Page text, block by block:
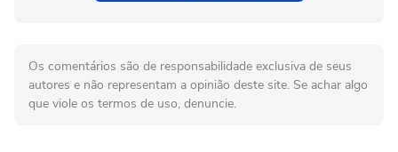
Os comentários são de responsabilidade exclusiva de seus
autores e não representam a opinião deste site. Se achar algo
que viole os termos de uso, denuncie.